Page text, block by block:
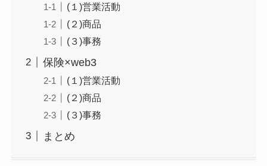
(１)営業活動
(２)商品
(３)事務
保険×web3
(１)営業活動
(２)商品
(３)事務
まとめ